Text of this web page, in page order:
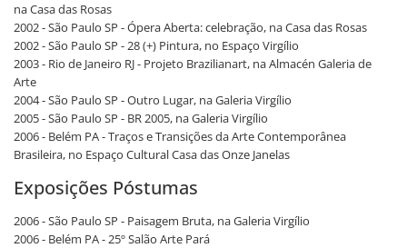
na Casa das Rosas
2002 - São Paulo SP - Ópera Aberta: celebração, na Casa das Rosas
2002 - São Paulo SP - 28 (+) Pintura, no Espaço Virgílio
2003 - Rio de Janeiro RJ - Projeto Brazilianart, na Almacén Galeria de
Arte
2004 - São Paulo SP - Outro Lugar, na Galeria Virgílio
2005 - São Paulo SP - BR 2005, na Galeria Virgílio
2006 - Belém PA - Traços e Transições da Arte Contemporânea
Brasileira, no Espaço Cultural Casa das Onze Janelas
Exposições Póstumas
2006 - São Paulo SP - Paisagem Bruta, na Galeria Virgílio
2006 - Belém PA - 25º Salão Arte Pará